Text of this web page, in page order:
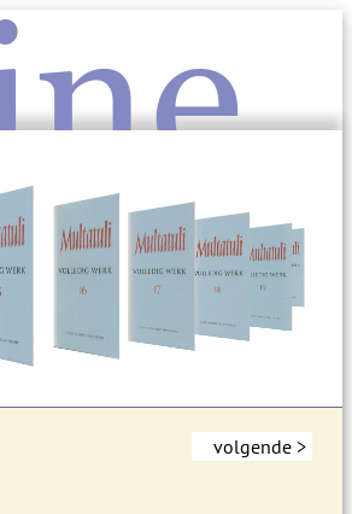
volgende >